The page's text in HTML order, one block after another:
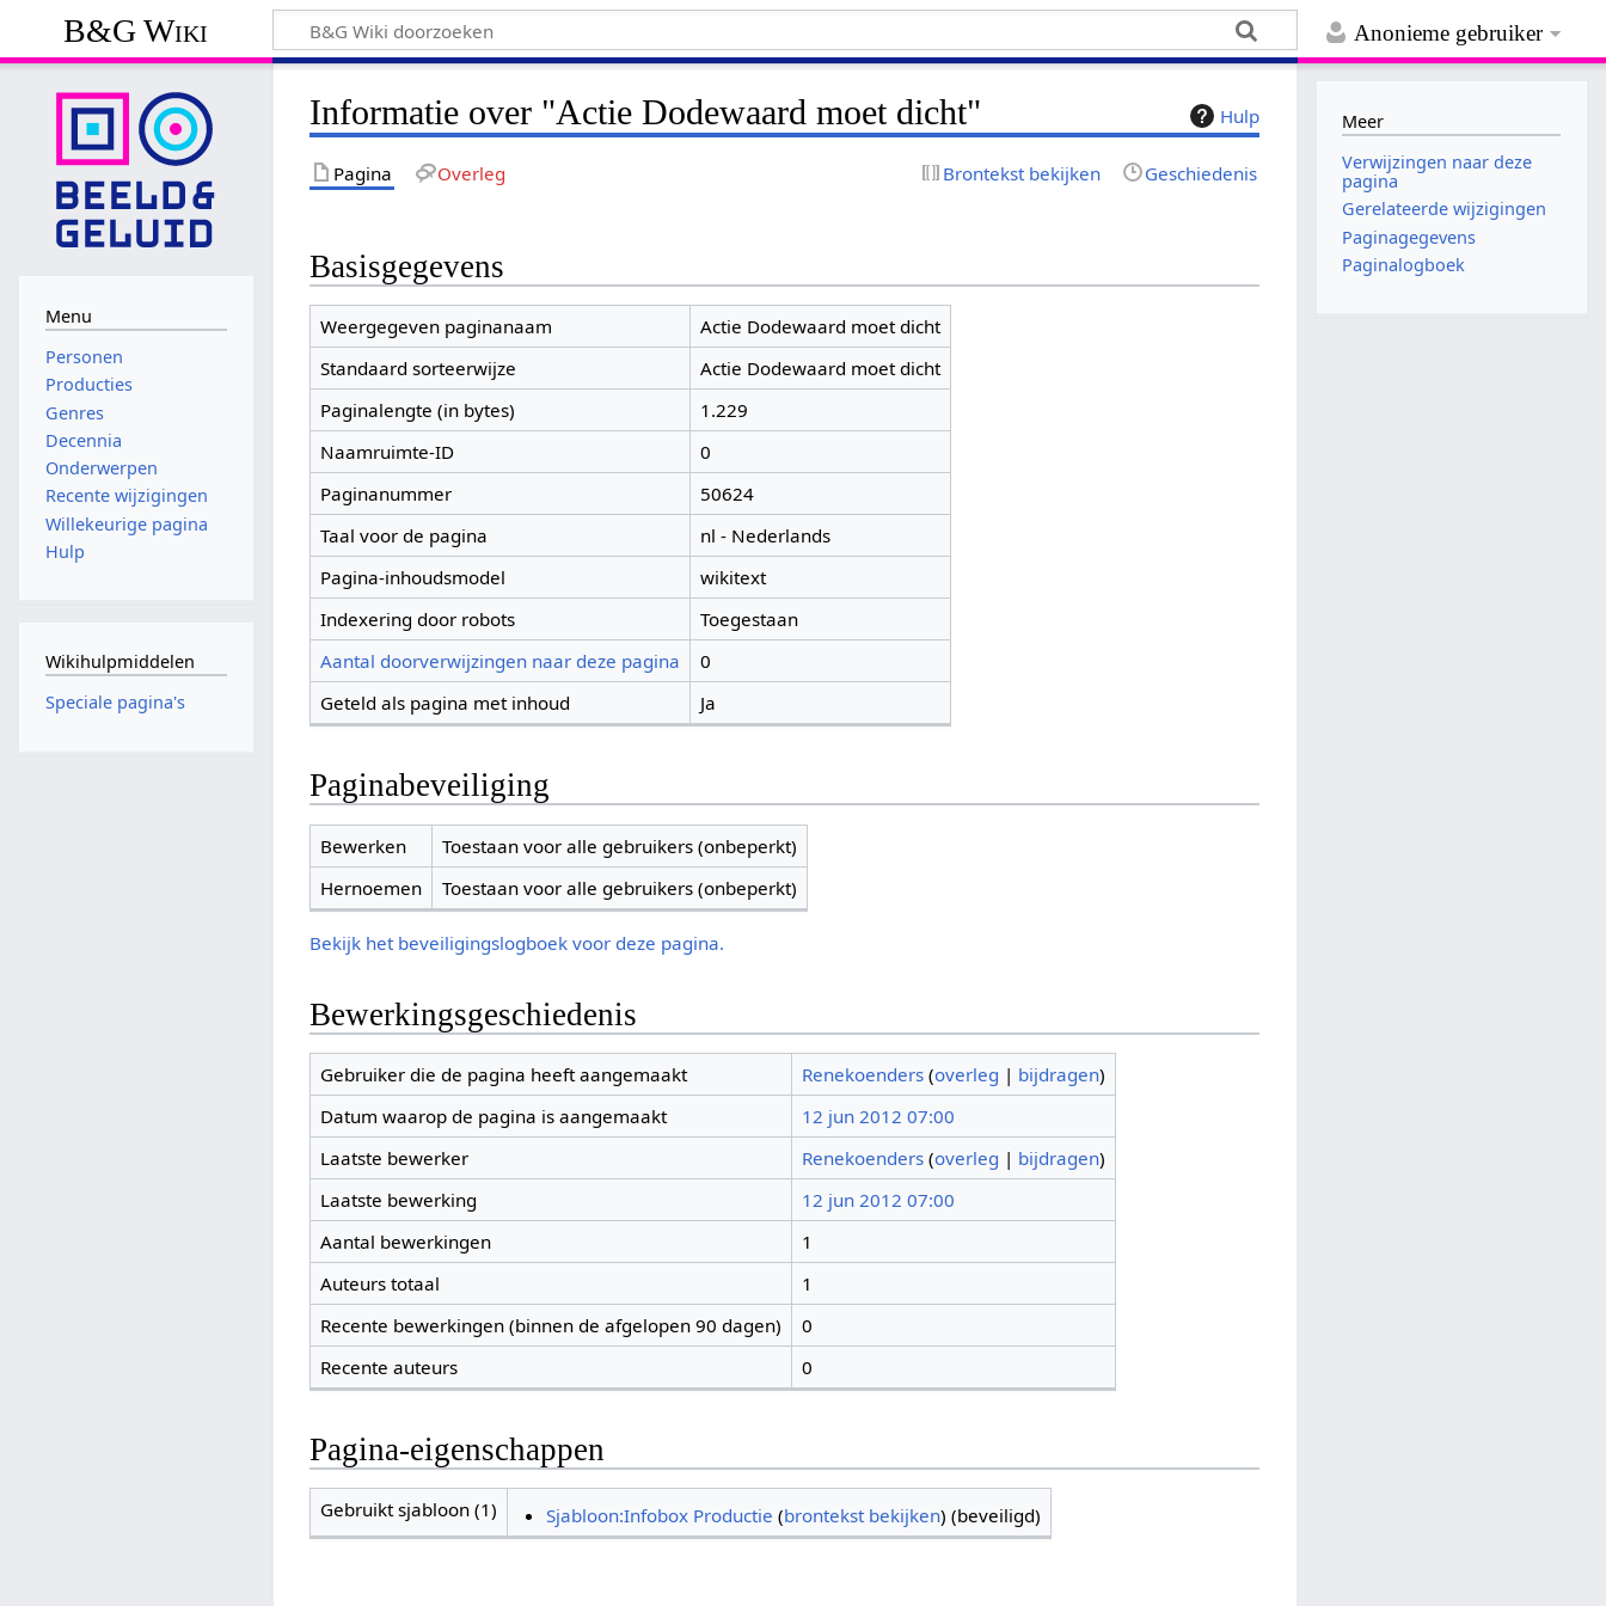
Anonieme gebruiker
B&G Wiki
Hulp
Informatie over "Actie Dodewaard moet dicht"
Pagina Overleg Brontekst bekijken Geschiedenis
Basisgegevens
Weergegeven paginanaam
Actie Dodewaard moet dicht
Standaard sorteerwijze
Actie Dodewaard moet dicht
Paginalengte (in bytes)
1.229
Naamruimte-ID
0
Paginanummer
50624
Taal voor de pagina
nl - Nederlands
Pagina-inhoudsmodel
wikitext
Indexering door robots
Toegestaan
Aantal doorverwijzingen naar deze pagina
0
Geteld als pagina met inhoud
Ja
Paginabeveiliging
Bewerken
Toestaan voor alle gebruikers (onbeperkt)
Hernoemen
Toestaan voor alle gebruikers (onbeperkt)
Bekijk het beveiligingslogboek voor deze pagina.
Bewerkingsgeschiedenis
Gebruiker die de pagina heeft aangemaakt Renekoenders (overleg | bijdragen)
Datum waarop de pagina is aangemaakt
12 jun 2012 07:00
Laatste bewerker
Renekoenders (overleg | bijdragen)
Laatste bewerking
12 jun 2012 07:00
Aantal bewerkingen
1
Auteurs totaal
1
Recente bewerkingen (binnen de afgelopen 90 dagen)
0
Recente auteurs
0
Pagina-eigenschappen
Gebruikt sjabloon (1) Sjabloon:Infobox Productie (brontekst bekijken) (beveiligd)
Menu
Personen
Producties
Genres
Decennia
Onderwerpen
Recente wijzigingen
Willekeurige pagina
Hulp
Wikihulpmiddelen
Speciale pagina's
Meer
Verwijzingen naar deze
pagina
Gerelateerde wijzigingen
Paginagegevens
Paginalogboek